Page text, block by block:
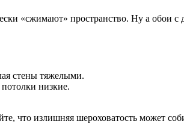
«сжимают» пространство. Ну а обои с
стены тяжелыми.
низкие.
что излишняя шероховатость может